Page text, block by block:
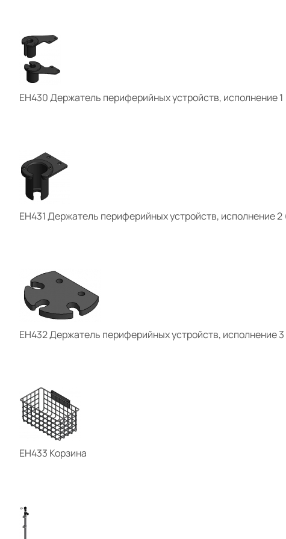
ЕН430 Держатель периферийных устройств, исполнение
ЕН431 Держатель периферийных устройств, исполнение 2
ЕН432 Держатель периферийных устройств, исполнение
ЕН433 Корзина